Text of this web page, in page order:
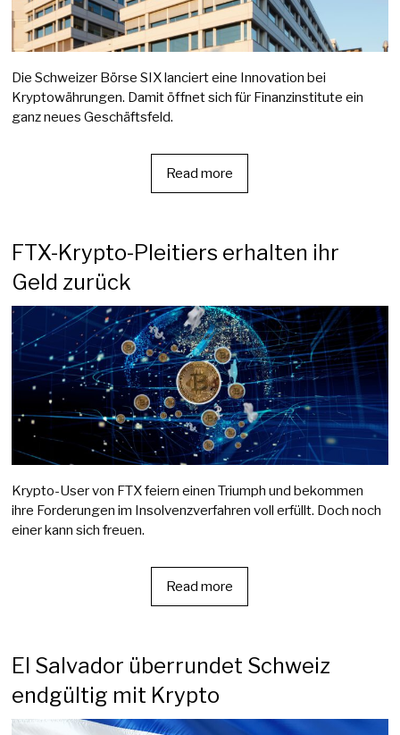
Die Schweizer Börse SIX lanciert eine Innovation bei
Kryptowährungen. Damit öffnet sich für Finanzinstitute ein
ganz neues Geschäftsfeld.
Read more
FTX-Krypto-Pleitiers erhalten ihr
Geld zurück
Krypto-User von FTX feiern einen Triumph und bekommen
ihre Forderungen im Insolvenzverfahren voll erfüllt. Doch noch
einer kann sich freuen.
Read more
El Salvador überrundet Schweiz
endgültig mit Krypto